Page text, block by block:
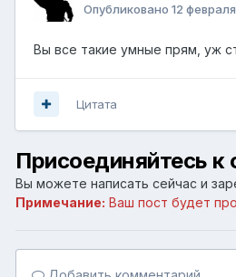
Опубликовано 12
Вы все такие умные прям, уж
Цитата
Присоединяйтесь
Вы можете написать сейчас и
Примечание: Ваш пост будет